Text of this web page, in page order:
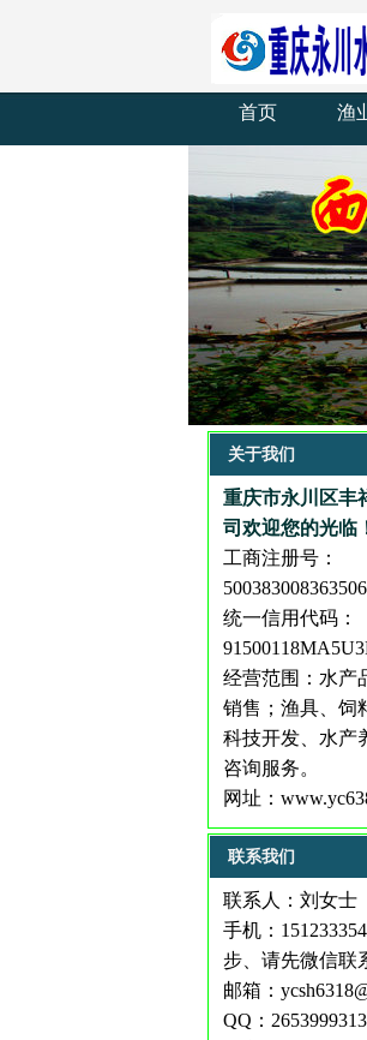
首页 渔
关于我们
重庆市永川区丰
司欢迎您的光临
工商注册号：
500383008363506
统一信用代码：
经营范围：水产
销售；渔具、饲
科技开发、水产
咨询服务。
网址：
联系我们
联系人：刘女士
手机：
步、请先微信联
邮箱：
QQ：2653999313